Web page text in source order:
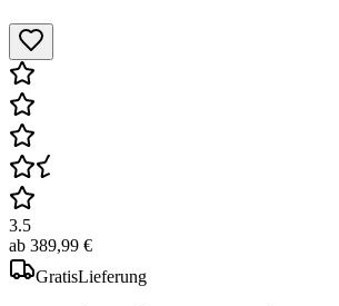
3.5
ab 389,99 €
GratisLieferung